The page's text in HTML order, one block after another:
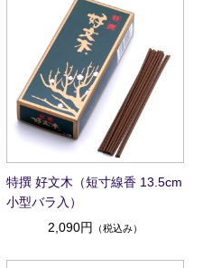
特撰 好文木（短寸線香 13.5cm
小型バラ入）
2,090円
（税込み）